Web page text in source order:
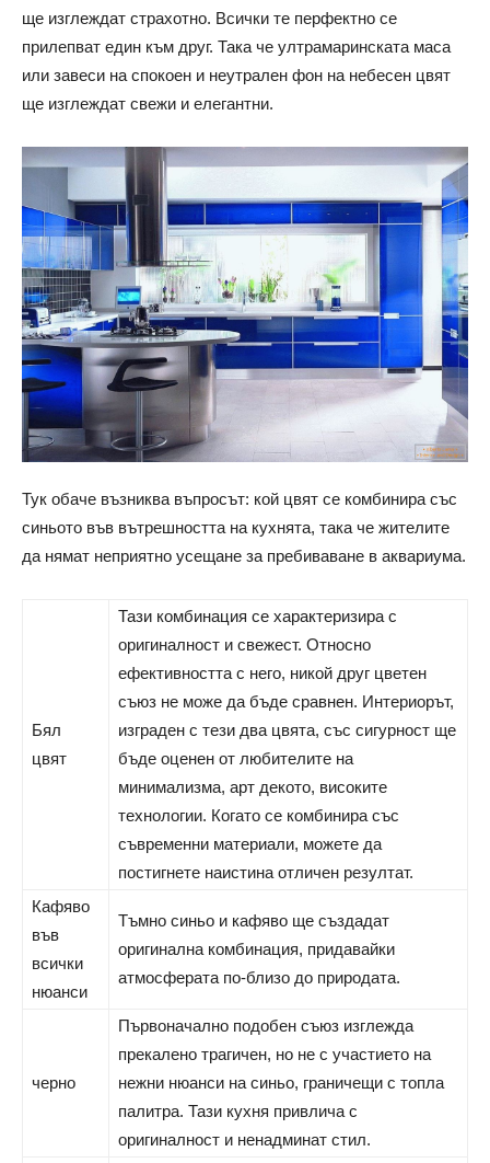
ще изглеждат страхотно. Всички те перфектно се
прилепват един към друг. Така че ултрамаринската маса
или завеси на спокоен и неутрален фон на небесен цвят
ще изглеждат свежи и елегантни.
Тук обаче възниква въпросът: кой цвят се комбинира със
синьото във вътрешността на кухнята, така че жителите
да нямат неприятно усещане за пребиваване в аквариума.
Бял
цвят
Тази комбинация се характеризира с
оригиналност и свежест. Относно
ефективността с него, никой друг цветен
съюз не може да бъде сравнен. Интериорът,
изграден с тези два цвята, със сигурност ще
бъде оценен от любителите на
минимализма, арт декото, високите
технологии. Когато се комбинира със
съвременни материали, можете да
постигнете наистина отличен резултат.
Кафяво
във
всички
нюанси
Тъмно синьо и кафяво ще създадат
оригинална комбинация, придавайки
атмосферата по-близо до природата.
черно
Първоначално подобен съюз изглежда
прекалено трагичен, но не с участието на
нежни нюанси на синьо, граничещи с топла
палитра. Тази кухня привлича с
оригиналност и ненадминат стил.